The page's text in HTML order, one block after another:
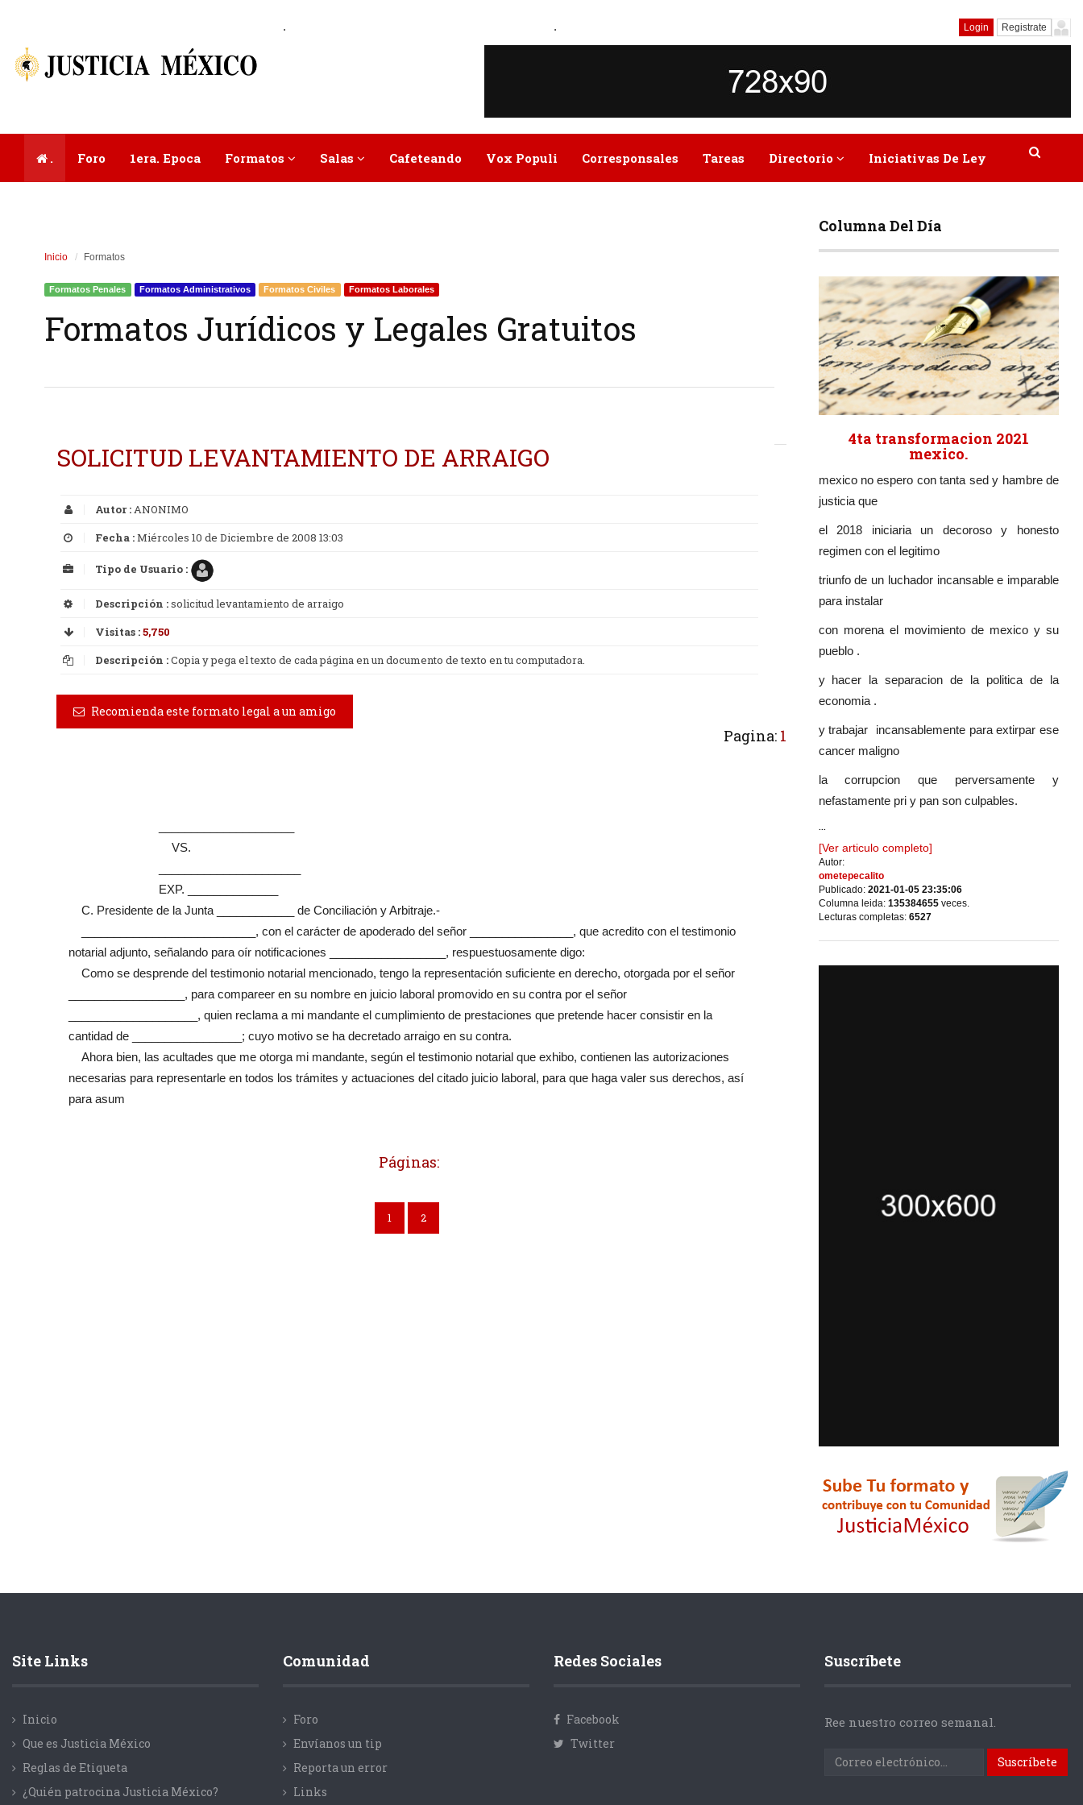
. . Login Registrate
. Foro 1era. Epoca Formatos Salas Cafeteando Vox Populi Corresponsales Tareas Directorio Iniciativas De Ley
Inicio Formatos
Formatos Penales Formatos Administrativos Formatos Civiles Formatos Laborales
Formatos Jurídicos y Legales Gratuitos
SOLICITUD LEVANTAMIENTO DE ARRAIGO
Autor :ANONIMO
Fecha :Miércoles 10 de Diciembre de 2008 13:03
Tipo de Usuario :
Descripción :solicitud levantamiento de arraigo
Visitas :5,750
Descripción :Copia y pega el texto de cada página en un documento de texto en tu computadora.
Recomienda este formato legal a un amigo
Pagina: 1
VS.
EXP. ______________
C. Presidente de la Junta ____________ de Conciliación y Arbitraje.-
___________________________, con el carácter de apoderado del señor ________________, que acredito con el testimonio
notarial adjunto, señalando para oír notificaciones __________________, respuestuosamente digo:
Como se desprende del testimonio notarial mencionado, tengo la representación suficiente en derecho, otorgada por el señor
__________________, para compareer en su nombre en juicio laboral promovido en su contra por el señor
____________________, quien reclama a mi mandante el cumplimiento de prestaciones que pretende hacer consistir en la
cantidad de _________________; cuyo motivo se ha decretado arraigo en su contra.
Ahora bien, las acultades que me otorga mi mandante, según el testimonio notarial que exhibo, contienen las autorizaciones
necesarias para representarle en todos los trámites y actuaciones del citado juicio laboral, para que haga valer sus derechos, así
para asum
Páginas:
1 2
Columna Del Día
4ta transformacion 2021
mexico.
mexico no espero con tanta sed y hambre de
justicia que
el 2018 iniciaria un decoroso y honesto
regimen con el legitimo
triunfo de un luchador incansable e imparable
para instalar
con morena el movimiento de mexico y su
pueblo .
y hacer la separacion de la politica de la
economia .
y trabajar incansablemente para extirpar ese
cancer maligno
la corrupcion que perversamente y
nefastamente pri y pan son culpables.
...
[Ver articulo completo]
Autor:
ometepecalito
Publicado: 2021-01-05 23:35:06
Columna leida: 135384655veces.
Lecturas completas: 6527
Site Links
Inicio
Que es Justicia México
Reglas de Etiqueta
¿Quién patrocina Justicia México?
Comunidad
Foro
Envíanos un tip
Reporta un error
Links
Redes Sociales
Facebook
Twitter
Suscríbete
Ree nuestro correo semanal.